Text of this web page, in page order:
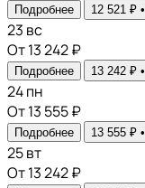
Подробнее 12 521 ₽ •
23 вс
От 13 242 ₽
Подробнее 13 242 ₽ •
24пн
От 13 555 ₽
Подробнее 13 555 ₽ •
25вт
От 13 242 ₽